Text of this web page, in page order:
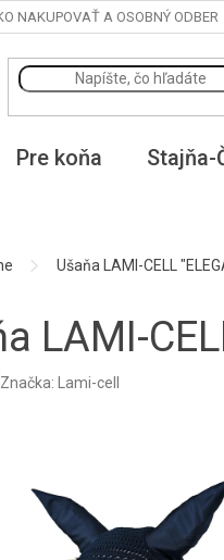
NAKUPOVAŤ A OSOBNÝ ODBER
Pre koňa Stajňa-
Ušaňa LAMI-CELL
LAMI-
Značka: Lami-cell